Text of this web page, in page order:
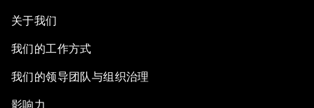
关于我们
我们的工作方式
我们的领导团队与组织治理
影响力